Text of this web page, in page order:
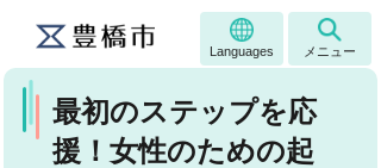
Languages メニュー
最初のステップを応
援！女性のための起